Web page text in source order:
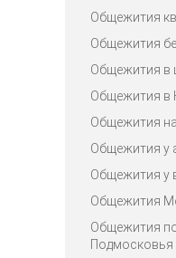
Общежития
Общежития
Общежития в
Общежития в
Общежития
Общежития у
Общежития у
Общежития
Общежития
Подмосковья